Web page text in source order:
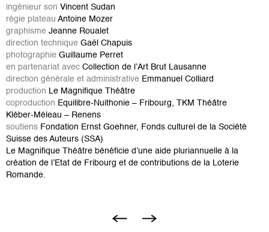
ingénieur son Vincent Sudan
régie plateau Antoine Mozer
graphisme Jeanne Roualet
direction technique Gaël Chapuis
photographie Guillaume Perret
en partenariat avec Collection de l’Art Brut Lausanne
direction générale et administrative Emmanuel Colliard
production Le Magnifique Théâtre
coproduction Equilibre-Nuithonie – Fribourg, TKM Théâtre
Kléber-Méleau – Renens
soutiens Fondation Ernst Goehner, Fonds culturel de la Société
Suisse des Auteurs (SSA)
Le Magnifique Théâtre bénéficie d’une aide pluriannuelle à la
création de l’Etat de Fribourg et de contributions de la Loterie
Romande.